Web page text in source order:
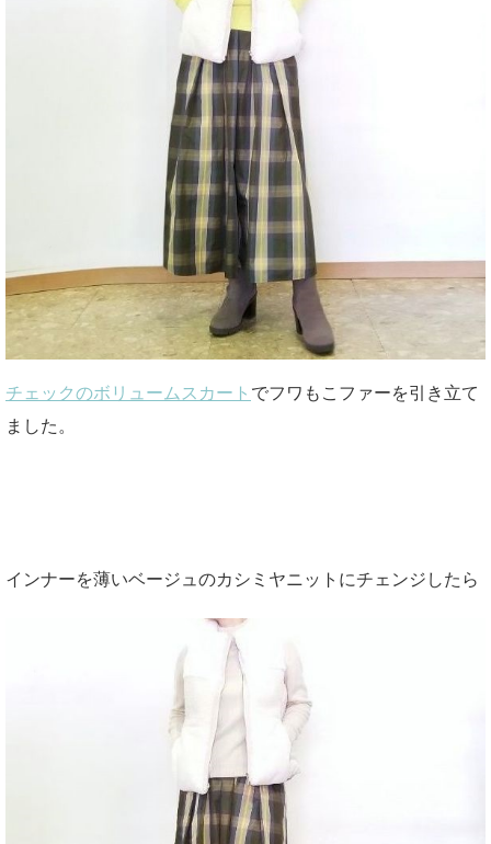
チェックのボリュームスカート でフワもこファーを引き立て
ました。
インナーを薄いベージュのカシミヤニットにチェンジしたら